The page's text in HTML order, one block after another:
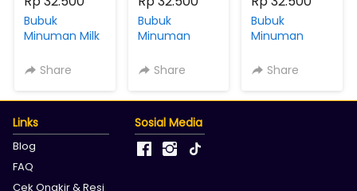
Bubuk
Minuman Milk
Gum Cafeos
Kemasan 500
Share
Bubuk
Minuman
Dark Choco
Powder Drink
gram
Share
Bubuk
Minuman
Rasa
3IN1 MIX Gula
Share
Links
Blog
FAQ
Cek Ongkir & Resi
Sosial Media